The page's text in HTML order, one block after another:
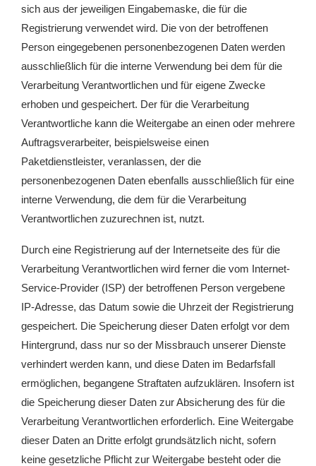
sich aus der jeweiligen Eingabemaske, die für die
Registrierung verwendet wird. Die von der betroffenen
Person eingegebenen personenbezogenen Daten werden
ausschließlich für die interne Verwendung bei dem für die
Verarbeitung Verantwortlichen und für eigene Zwecke
erhoben und gespeichert. Der für die Verarbeitung
Verantwortliche kann die Weitergabe an einen oder mehrere
Auftragsverarbeiter, beispielsweise einen
Paketdienstleister, veranlassen, der die
personenbezogenen Daten ebenfalls ausschließlich für eine
interne Verwendung, die dem für die Verarbeitung
Verantwortlichen zuzurechnen ist, nutzt.
Durch eine Registrierung auf der Internetseite des für die
Verarbeitung Verantwortlichen wird ferner die vom Internet-
Service-Provider (ISP) der betroffenen Person vergebene
IP-Adresse, das Datum sowie die Uhrzeit der Registrierung
gespeichert. Die Speicherung dieser Daten erfolgt vor dem
Hintergrund, dass nur so der Missbrauch unserer Dienste
verhindert werden kann, und diese Daten im Bedarfsfall
ermöglichen, begangene Straftaten aufzuklären. Insofern ist
die Speicherung dieser Daten zur Absicherung des für die
Verarbeitung Verantwortlichen erforderlich. Eine Weitergabe
dieser Daten an Dritte erfolgt grundsätzlich nicht, sofern
keine gesetzliche Pflicht zur Weitergabe besteht oder die